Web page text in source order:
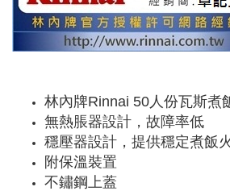
林內牌Rinnai 50人份瓦斯煮
無熱脹器設計，故障率低
穩壓器設計，提供穩定煮飯
附保溫裝置
不鏽鋼上蓋